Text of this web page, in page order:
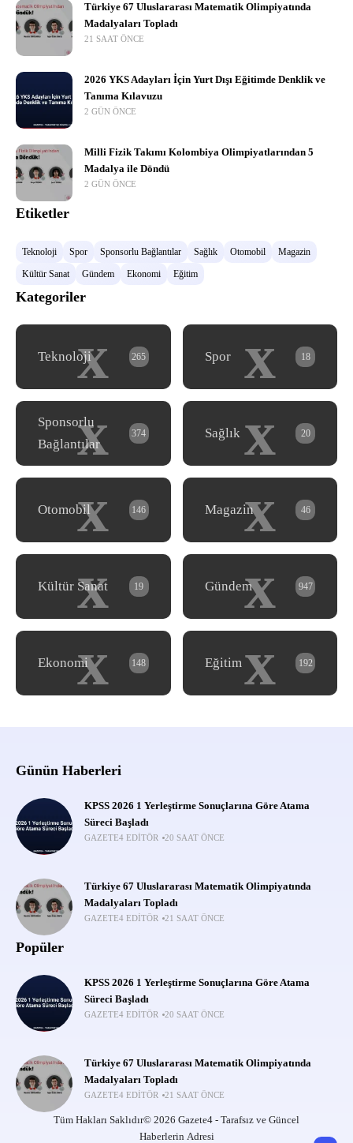
Türkiye 67 Uluslararası Matematik Olimpiyatında
Madalyaları Topladı
21 SAAT ÖNCE
2026 YKS Adayları İçin Yurt Dışı Eğitimde Denklik ve
Tanıma Kılavuzu
2 GÜN ÖNCE
Milli Fizik Takımı Kolombiya Olimpiyatlarından 5
Madalya ile Döndü
2 GÜN ÖNCE
Etiketler
Teknoloji Spor Sponsorlu Bağlantılar Sağlık Otomobil
Magazin
Kültür Sanat
Gündem Ekonomi Eğitim
Kategoriler
x
Teknoloji 265 x
Spor 18
x
Sponsorlu
Bağlantılar
374 x
Sağlık 20
x
Otomobil 146 x
Magazin 46
x
Kültür Sanat 19 x
Gündem 947
x
Ekonomi 148 x
Eğitim 192
Günün Haberleri
KPSS 2026 1 Yerleştirme Sonuçlarına Göre Atama
Süreci Başladı
GAZETE4 EDITÖR 20 SAAT ÖNCE
Türkiye 67 Uluslararası Matematik Olimpiyatında
Madalyaları Topladı
GAZETE4 EDITÖR 21 SAAT ÖNCE
Popüler
KPSS 2026 1 Yerleştirme Sonuçlarına Göre Atama
Süreci Başladı
GAZETE4 EDITÖR 20 SAAT ÖNCE
Türkiye 67 Uluslararası Matematik Olimpiyatında
Madalyaları Topladı
GAZETE4 EDITÖR 21 SAAT ÖNCE
Tüm Hakları Saklıdır© 2026 Gazete4 - Tarafsız ve Güncel
Haberlerin Adresi